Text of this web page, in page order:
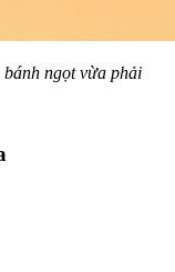
ngọt vừa phải